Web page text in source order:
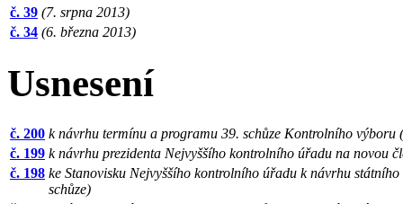
č. 39 (7. srpna 2013)
č. 34 (6. března 2013)
Usnesení
č. 200 k návrhu termínu a programu 39. schůze Kontrolního výboru
č. 199 k návrhu prezidenta Nejvyššího kontrolního úřadu na novou
č. 198 ke Stanovisku Nejvyššího kontrolního úřadu k návrhu
schůze)